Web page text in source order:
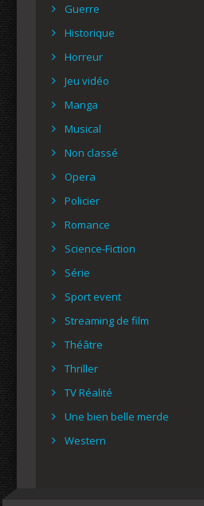
Guerre
Historique
Horreur
Jeu vidéo
Manga
Musical
Non classé
Opera
Policier
Romance
Science-Fiction
Série
Sport event
Streaming de film
Théâtre
Thriller
TV Réalité
Une bien belle merde
Western